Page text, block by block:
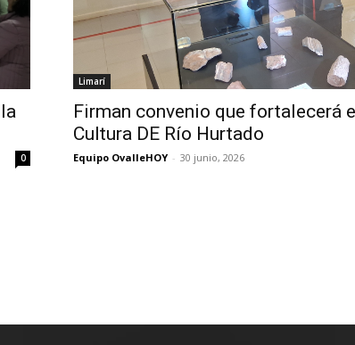
0
Limarí
Firman convenio que fortalecerá
Cultura DE Río Hurtado
Equipo OvalleHOY - 30 junio, 2026